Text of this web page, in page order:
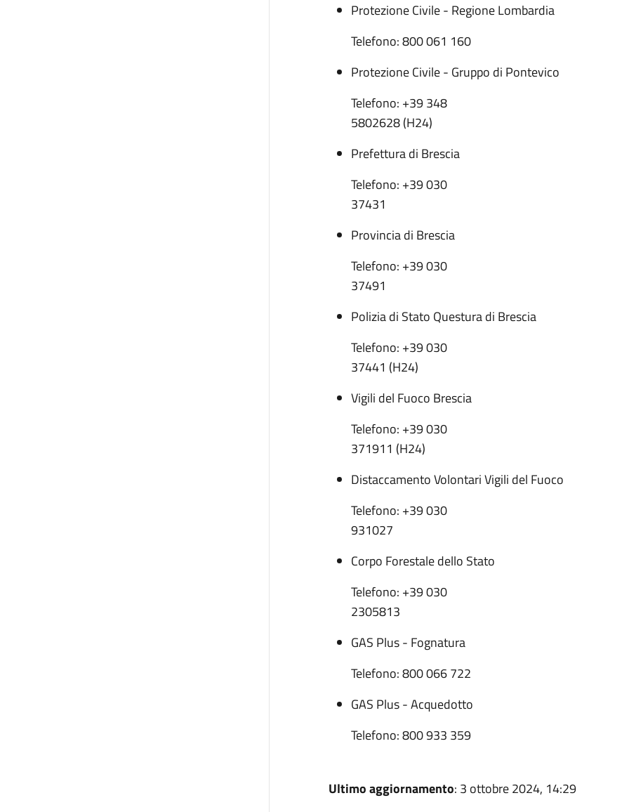
Protezione Civile - Regione Lombardia
Telefono: 800 061 160
Protezione Civile - Gruppo di Pontevico
Telefono: +39 348
5802628 (H24)
Prefettura di Brescia
Telefono: +39 030
37431
Provincia di Brescia
Telefono: +39 030
37491
Polizia di Stato Questura di Brescia
Telefono: +39 030
37441 (H24)
Vigili del Fuoco Brescia
Telefono: +39 030
371911 (H24)
Distaccamento Volontari Vigili del Fuoco
Telefono: +39 030
931027
Corpo Forestale dello Stato
Telefono: +39 030
2305813
GAS Plus - Fognatura
Telefono: 800 066 722
GAS Plus - Acquedotto
Telefono: 800 933 359
Ultimo aggiornamento: 3 ottobre 2024, 14:29